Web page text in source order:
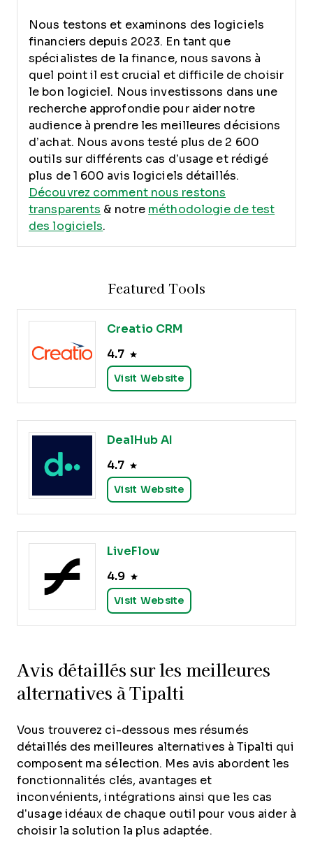
Nous testons et examinons des logiciels
financiers depuis 2023. En tant que
spécialistes de la finance, nous savons à
quel point il est crucial et difficile de choisir
le bon logiciel. Nous investissons dans une
recherche approfondie pour aider notre
audience à prendre les meilleures décisions
d’achat. Nous avons testé plus de 2 600
outils sur différents cas d’usage et rédigé
plus de 1 600 avis logiciels détaillés.
Découvrez comment nous restons
transparents & notre méthodologie de test
des logiciels.
Featured Tools
Creatio CRM
4.7
Visit Website
DealHub AI
4.7
Visit Website
LiveFlow
4.9
Visit Website
Avis détaillés sur les meilleures
alternatives à Tipalti
Vous trouverez ci-dessous mes résumés
détaillés des meilleures alternatives à Tipalti qui
composent ma sélection. Mes avis abordent les
fonctionnalités clés, avantages et
inconvénients, intégrations ainsi que les cas
d’usage idéaux de chaque outil pour vous aider à
choisir la solution la plus adaptée.